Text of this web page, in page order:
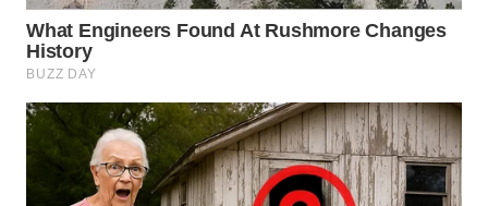
WN
LABUHANBATU
TAPANULI
TENGAH
WN DELI